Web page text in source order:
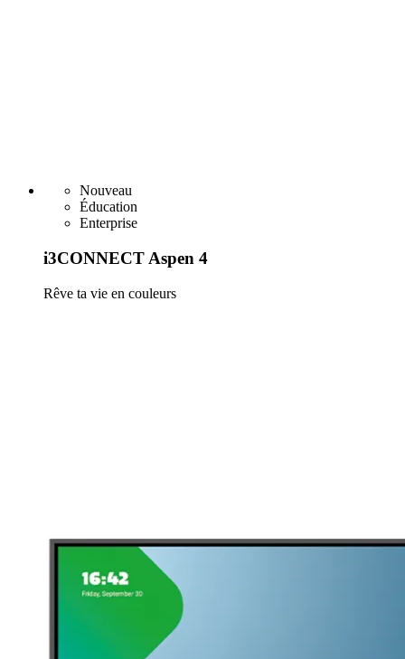
Nouveau
Éducation
Enterprise
i3CONNECT Aspen 4
Rêve ta vie en couleurs